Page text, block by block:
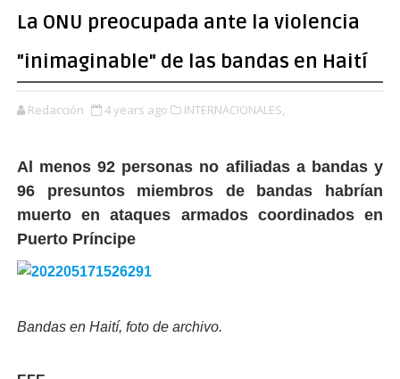
La ONU preocupada ante la violencia
"inimaginable" de las bandas en Haití
Redacción 4 years ago INTERNACIONALES,
Al menos 92 personas no afiliadas a bandas y
96 presuntos miembros de bandas habrían
muerto en ataques armados coordinados en
Puerto Príncipe
Bandas en Haití, foto de archivo.